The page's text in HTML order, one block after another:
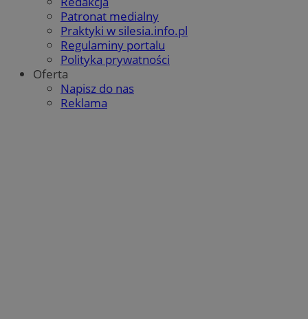
Patronat medialny
Praktyki w silesia.info.pl
Regulaminy portalu
Polityka prywatności
Oferta
Napisz do nas
Reklama